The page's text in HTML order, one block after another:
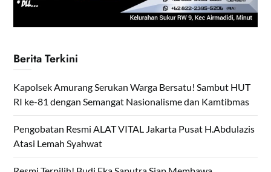
Berita Terkini
Kapolsek Amurang Serukan Warga Bersatu! Sambut HUT
RI ke-81 dengan Semangat Nasionalisme dan Kamtibmas
Pengobatan Resmi ALAT VITAL Jakarta Pusat H.Abdulazis
Atasi Lemah Syahwat